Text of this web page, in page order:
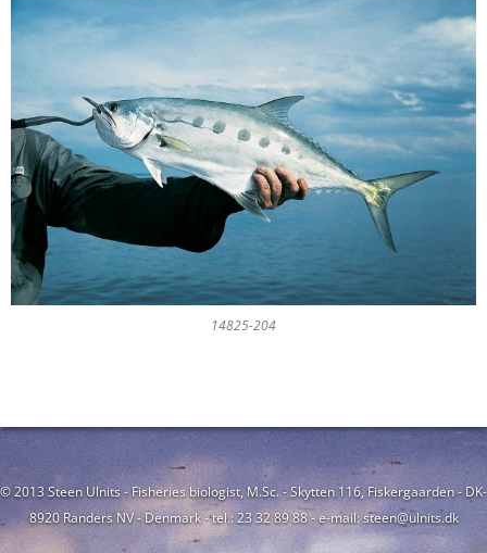
14825-204
© 2013 Steen Ulnits - Fisheries biologist, M.Sc. - Skytten 116, Fiskergaarden - DK-
8920 Randers NV - Denmark - tel.: 23 32 89 88 - e-mail: steen@ulnits.dk